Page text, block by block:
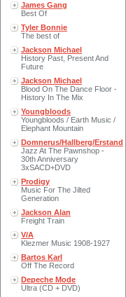
James Gang
Best Of
Tyler Bonnie
The best of
Jackson Michael
History Past, Present And
Future
Jackson Michael
Blood On The Dance Floor -
History In The Mix
Youngbloods
Youngbloods / Earth Music /
Elephant Mountain
Domnerus/Hallberg/Erstand
Jazz At The Pawnshop -
30th Anniversary
3xSACD+DVD
Prodigy
Music For The Jilted
Generation
Jackson Alan
Freight Train
V/A
Klezmer Music 1908-1927
Bartos Karl
Off The Record
Depeche Mode
Ultra (CD + DVD)